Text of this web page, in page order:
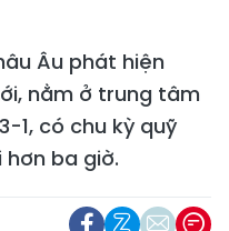
Âu phát hiện
nằm ở trung tâm
1, có chu kỳ quỹ
ba giờ.